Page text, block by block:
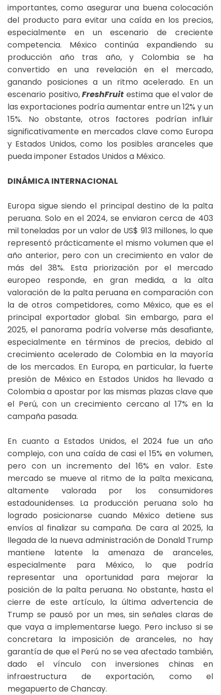
importantes, como asegurar una buena colocación
del producto para evitar una caída en los precios,
especialmente en un escenario de creciente
competencia. México continúa expandiendo su
producción año tras año, y Colombia se ha
convertido en una revelación en el mercado,
ganando posiciones a un ritmo acelerado. En un
escenario positivo,FreshFruit estima que el valor de
las exportaciones podría aumentar entre un 12% y un
15%. No obstante, otros factores podrían influir
significativamente en mercados clave como Europa
y Estados Unidos, como los posibles aranceles que
pueda imponer Estados Unidos a México.
DINÁMICA INTERNACIONAL
Europa sigue siendo el principal destino de la palta
peruana. Solo en el 2024, se enviaron cerca de 403
mil toneladas por un valor de US$ 913 millones, lo que
representó prácticamente el mismo volumen que el
año anterior, pero con un crecimiento en valor de
más del 38%. Esta priorización por el mercado
europeo responde, en gran medida, a la alta
valoración de la palta peruana en comparación con
la de otros competidores, como México, que es el
principal exportador global. Sin embargo, para el
2025, el panorama podría volverse más desafiante,
especialmente en términos de precios, debido al
crecimiento acelerado de Colombia en la mayoría
de los mercados. En Europa, en particular, la fuerte
presión de México en Estados Unidos ha llevado a
Colombia a apostar por las mismas plazas clave que
el Perú, con un crecimiento cercano al 17% en la
campaña pasada.
En cuanto a Estados Unidos, el 2024 fue un año
complejo, con una caída de casi el 15% en volumen,
pero con un incremento del 16% en valor. Este
mercado se mueve al ritmo de la palta mexicana,
altamente valorada por los consumidores
estadounidenses. La producción peruana solo ha
logrado posicionarse cuando México detiene sus
envíos al finalizar su campaña. De cara al 2025, la
llegada de la nueva administración de Donald Trump
mantiene latente la amenaza de aranceles,
especialmente para México, lo que podría
representar una oportunidad para mejorar la
posición de la palta peruana. No obstante, hasta el
cierre de este artículo, la última advertencia de
Trump se pausó por un mes, sin señales claras de
que vaya a implementarse luego. Pero incluso si se
concretara la imposición de aranceles, no hay
garantía de que el Perú no se vea afectado también,
dado el vínculo con inversiones chinas en
infraestructura de exportación, como el
megapuerto de Chancay.